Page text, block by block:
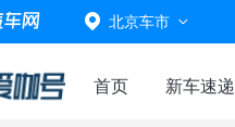
北京车市
首页 新车速递